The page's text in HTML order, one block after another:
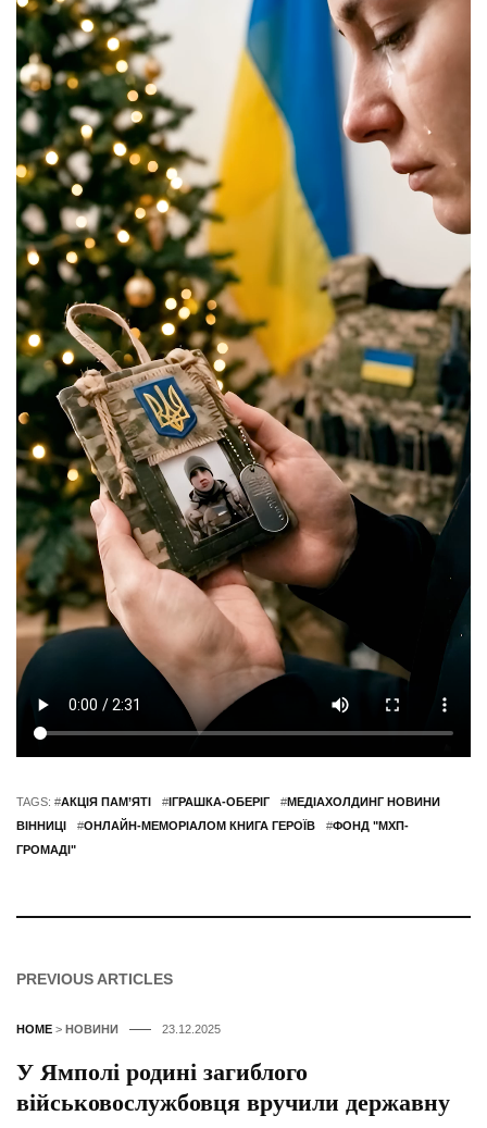
TAGS: #АКЦІЯ ПАМ’ЯТІ #ІГРАШКА-ОБЕРІГ #МЕДІАХОЛДИНГ НОВИНИ
ВІННИЦІ
#ОНЛАЙН-МЕМОРІАЛОМ КНИГА ГЕРОЇВ #ФОНД "МХП-
ГРОМАДІ"
PREVIOUS ARTICLES
HOME > НОВИНИ 23.12.2025
У Ямполі родині загиблого
військовослужбовця вручили державну